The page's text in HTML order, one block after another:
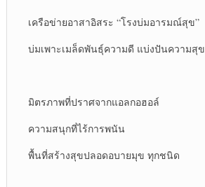
เครือข่ายอาสาอิสระ “โรงบ่มอารมณ์สุข”
บ่มเพาะเมล็ดพันธุ์ความดี แบ่งปันความสุข
มิตรภาพที่ปราศจากแอลกอฮอล์
ความสนุกที่ไร้การพนัน
พื้นที่สร้างสุขปลอดอบายมุข ทุกชนิด